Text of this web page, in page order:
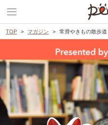
TOP マガジン 常滑やきもの散歩道